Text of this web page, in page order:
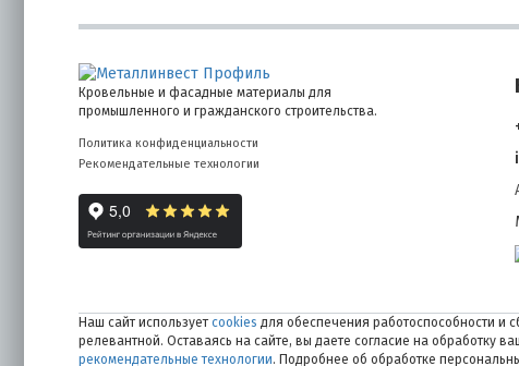
Кровельные и фасадные материалы для
промышленного и гражданского строительства.
Политика конфиденциальности
Рекомендательные технологии
Наш сайт использует cookies для обеспечения работоспособности и
релевантной. Оставаясь на сайте, вы даете согласие на обработку
рекомендательные технологии. Подробнее об обработке